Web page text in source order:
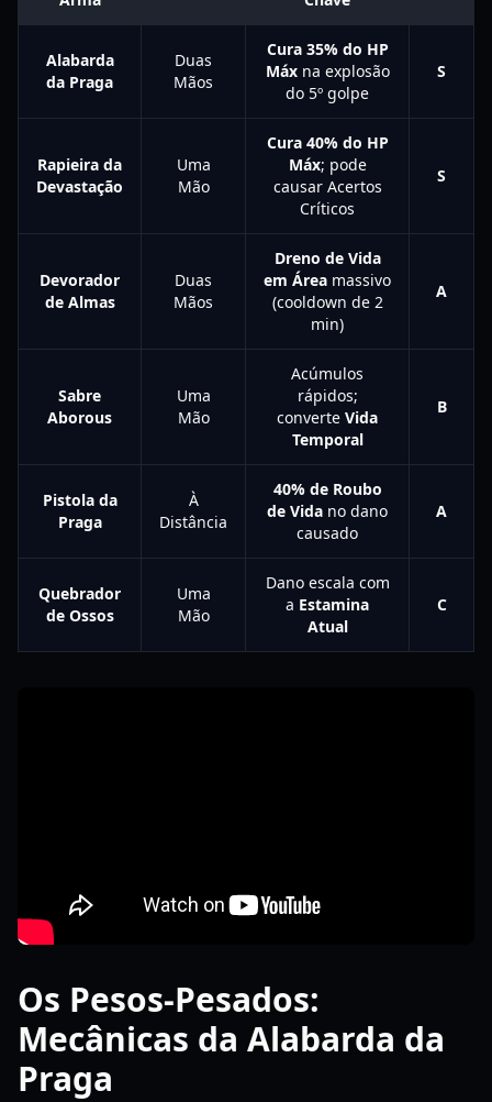
Alabarda
da Praga
Duas
Mãos
Cura 35% do HP
Máxna explosão
do 5º golpe
S
Rapieira da
Devastação
Uma
Mão
Cura 40% do HP
Máx; pode
causar Acertos
Críticos
S
Devorador
de Almas
Duas
Mãos
Dreno de Vida
em Área massivo
(cooldown de 2
min)
A
Sabre
Aborous
Uma
Mão
Acúmulos
rápidos;
converte Vida
Temporal
B
Pistola da
Praga
À
Distância
40% de Roubo
de Vida no dano
causado
A
Quebrador
de Ossos
Uma
Mão
Dano escala com
a Estamina
Atual
C
Os Pesos-Pesados:
Mecânicas da Alabarda da
Praga